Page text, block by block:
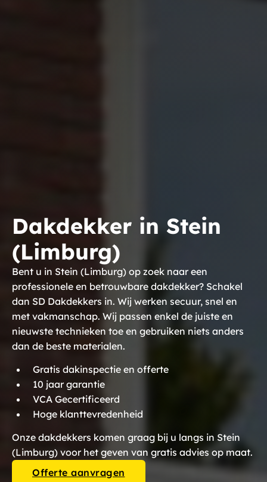
Dakdekker in Stein
(Limburg)
Bent u in Stein (Limburg) op zoek naar een
professionele en betrouwbare dakdekker? Schakel
dan SD Dakdekkers in. Wij werken secuur, snel en
met vakmanschap. Wij passen enkel de juiste en
nieuwste technieken toe en gebruiken niets anders
dan de beste materialen.
Gratis dakinspectie en offerte
10 jaar garantie
VCA Gecertificeerd
Hoge klanttevredenheid
Onze dakdekkers komen graag bij u langs in Stein
(Limburg) voor het geven van gratis advies op maat.
Offerte aanvragen